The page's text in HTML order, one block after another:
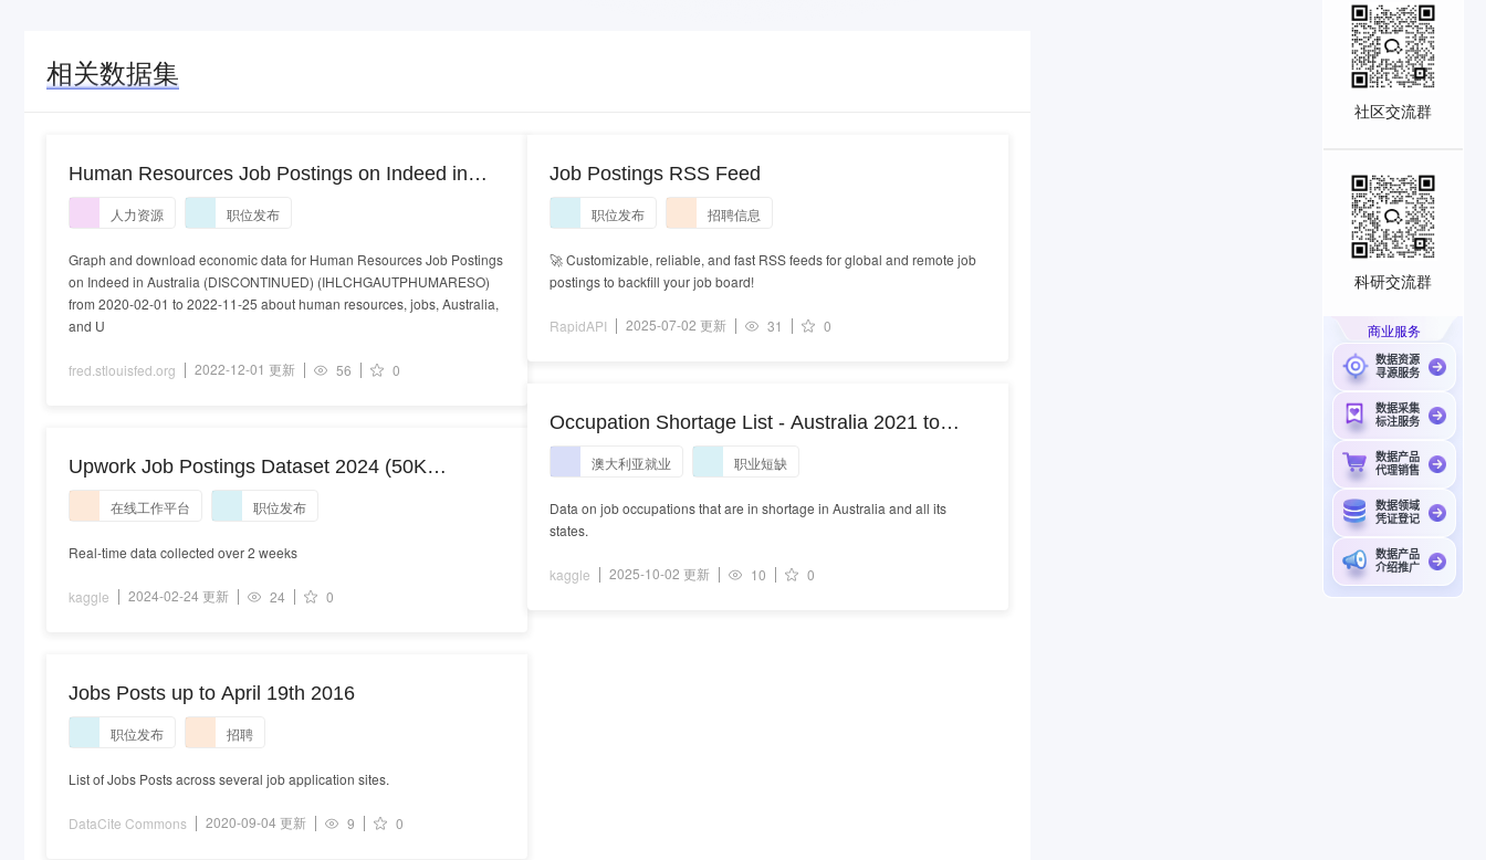
相关数据集
Human Resources Job Postings on Indeed in
Australia (DISCONTINUED)
人力资源 职位发布
Graph and download economic data for Human Resources Job Postings
on Indeed in Australia (DISCONTINUED) (IHLCHGAUTPHUMARESO)
from 2020-02-01 to 2022-11-25 about human resources, jobs, Australia,
and U
fred.stlouisfed.org 2022-12-01 更新 56 0
Upwork Job Postings Dataset 2024 (50K
Records)
在线工作平台 职位发布
Real-time data collected over 2 weeks
kaggle 2024-02-24 更新 24 0
Jobs Posts up to April 19th 2016
职位发布 招聘
List of Jobs Posts across several job application sites.
DataCite Commons 2020-09-04 更新 9 0
Job Postings RSS Feed
职位发布 招聘信息
🚀 Customizable, reliable, and fast RSS feeds for global and remote job
postings to backfill your job board!
RapidAPI 2025-07-02 更新 31 0
Occupation Shortage List - Australia 2021 to
2024
澳大利亚就业 职业短缺
Data on job occupations that are in shortage in Australia and all its
states.
kaggle 2025-10-02 更新 10 0
社区交流群
科研交流群
商业服务
数据资源
寻源服务
数据采集
标注服务
数据产品
代理销售
数据领域
凭证登记
数据产品
介绍推广